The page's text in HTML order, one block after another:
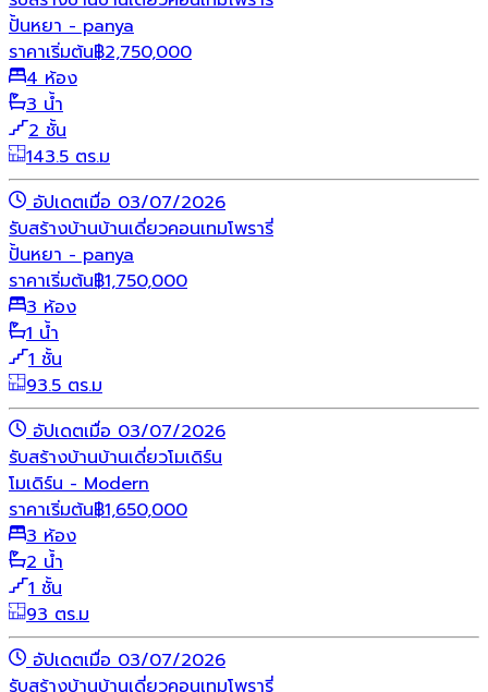
ปั้นหยา - panya
ราคาเริ่มต้น฿2,750,000
4 ห้อง
3 น้ำ
2 ชั้น
143.5 ตร.ม
อัปเดตเมื่อ 03/07/2026
รับสร้างบ้านบ้านเดี่ยวคอนเทมโพรารี่
ปั้นหยา - panya
ราคาเริ่มต้น฿1,750,000
3 ห้อง
1 น้ำ
1 ชั้น
93.5 ตร.ม
อัปเดตเมื่อ 03/07/2026
รับสร้างบ้านบ้านเดี่ยวโมเดิร์น
โมเดิร์น - Modern
ราคาเริ่มต้น฿1,650,000
3 ห้อง
2 น้ำ
1 ชั้น
93 ตร.ม
อัปเดตเมื่อ 03/07/2026